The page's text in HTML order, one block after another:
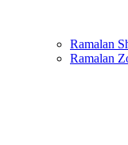
Ramalan
Ramalan